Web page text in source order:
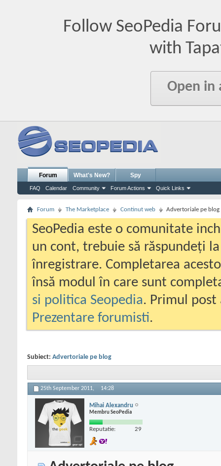
Follow SeoPedia
with
Open in
Forum
FAQ Calendar Community Forum Actions Quick Links
What's New? Spy
Forum The Marketplace Continut web Advertoriale pe blog
SeoPedia este o comunitate
un cont, trebuie să răspundeți
înregistrare. Completarea
însă modul în care sunt
si politica Seopedia. Primul
Prezentare forumisti.
Subiect: Advertoriale pe blog
25th September 2011, 14:28
Mihai Alexandru
Membru SeoPedia
Reputatie: 29